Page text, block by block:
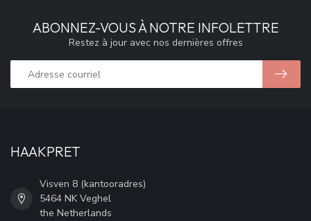
ABONNEZ-VOUS À NOTRE INFOLETTRE
Restez à jour avec nos dernières offres
HAAKPRET
Visven 8 (kantooradres)
5464 NK Veghel
the Netherlands